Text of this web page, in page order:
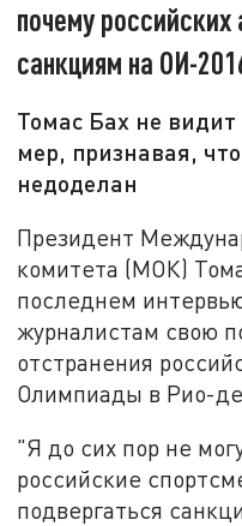
почему
санкциям на ОИ-
Томас Бах не
мер, признавая,
недоделан
Президент
комитета (МОК)
последнем
журналистам свою
отстранения
Олимпиады в Рио-
"Я до сих пор не
российские
подвергаться